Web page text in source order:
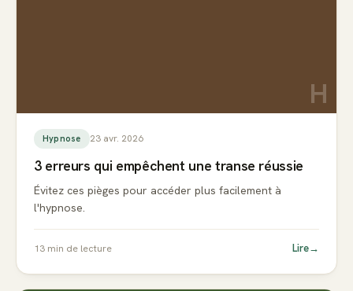
H
Hypnose 23 avr. 2026
3 erreurs qui empêchent une transe réussie
Évitez ces pièges pour accéder plus facilement à
l'hypnose.
13 min de lecture Lire→